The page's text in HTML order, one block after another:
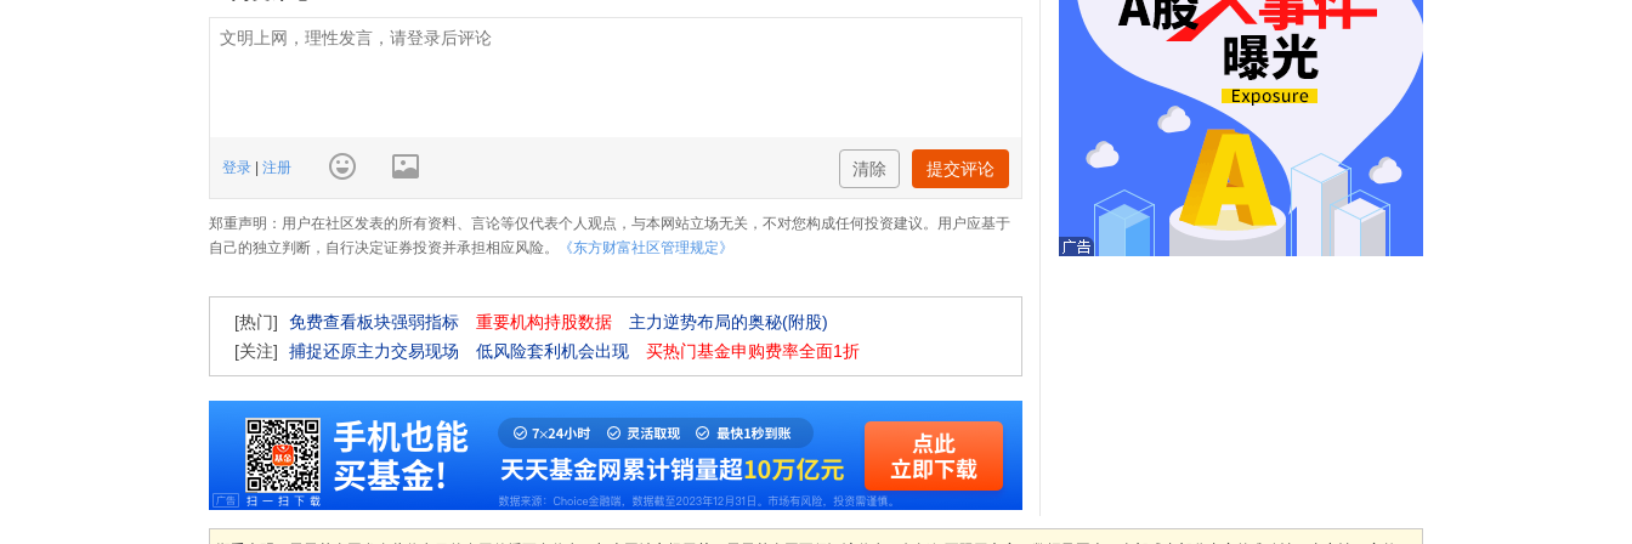
登录 注册 清除 提交评论
郑重声明：用户在社区发表的所有资料、言论等仅代表个人观点，与本网站立场无关，不对您构成任何投资建议。用户应基于
自己的独立判断，自行决定证券投资并承担相应风险。
《东方财富社区管理规定》
[热门] 免费查看板块强弱指标 重要机构持股数据
主力逆势布局的奥秘(附股)
[关注]
捕捉还原主力交易现场 低风险套利机会出现 买热门基金申购费率全面1折